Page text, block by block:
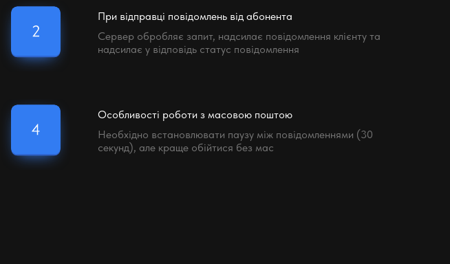
Сервер обробляє запит, надсилає повідомлення клієнту та
надсилає у відповідь статус повідомлення
При відправці повідомлень від абонента
Необхідно встановлювати паузу між повідомленнями (30
секунд), але краще обійтися без мас
Особливості роботи з масовою поштою